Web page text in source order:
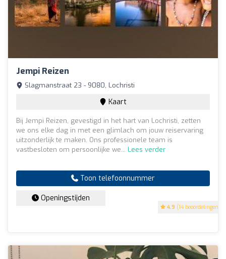
Jempi Reizen
4.9 (14 beoordelingen)
Slagmanstraat 23 - 9080, Lochristi
Kaart
Bij Jempi Reizen, gevestigd in het hart van Lochristi, zetten
we ons elke dag in met een glimlach om jouw reiservaring
uitzonderlijk te maken. Ons professionele team is
vastbesloten om persoonlijke we... Lees verder
Toon telefoonnummer
Openingstijden